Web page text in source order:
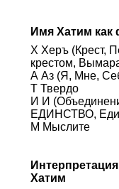
Имя Хатим как
Х Херъ (Крест,
крестом,
А Аз (Я, Мне,
Т Твердо
И И
ЕДИНСТВО,
М Мыслите
Хатим